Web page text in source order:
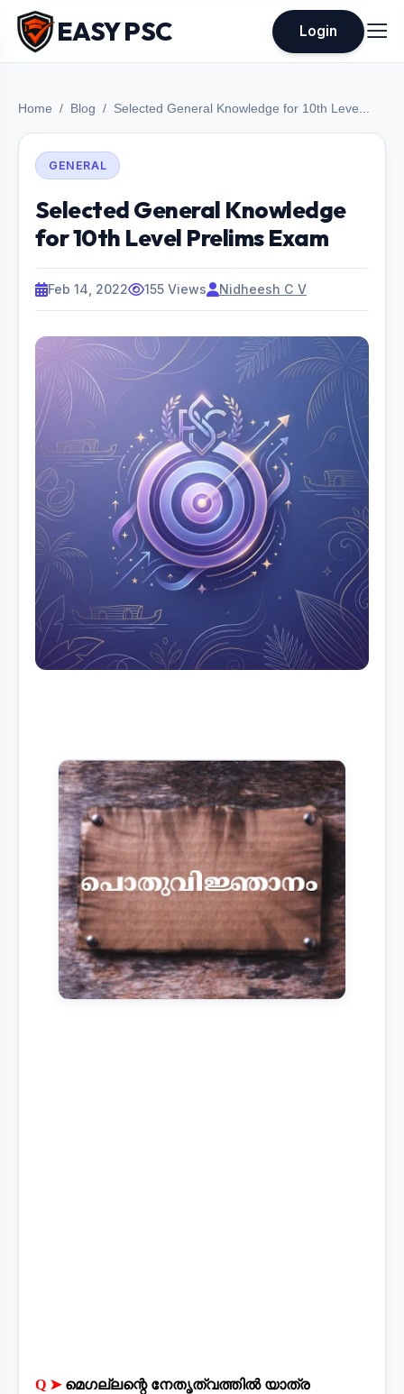
EASY PSC Login
Home Blog Selected General Knowledge for 10th Leve...
GENERAL
Selected General Knowledge
for 10th Level Prelims Exam
Feb 14, 2022 155 Views Nidheesh C V
Q ➤ മെഗല്ലന്റെ നേതൃത്വത്തിൽ യാത്ര